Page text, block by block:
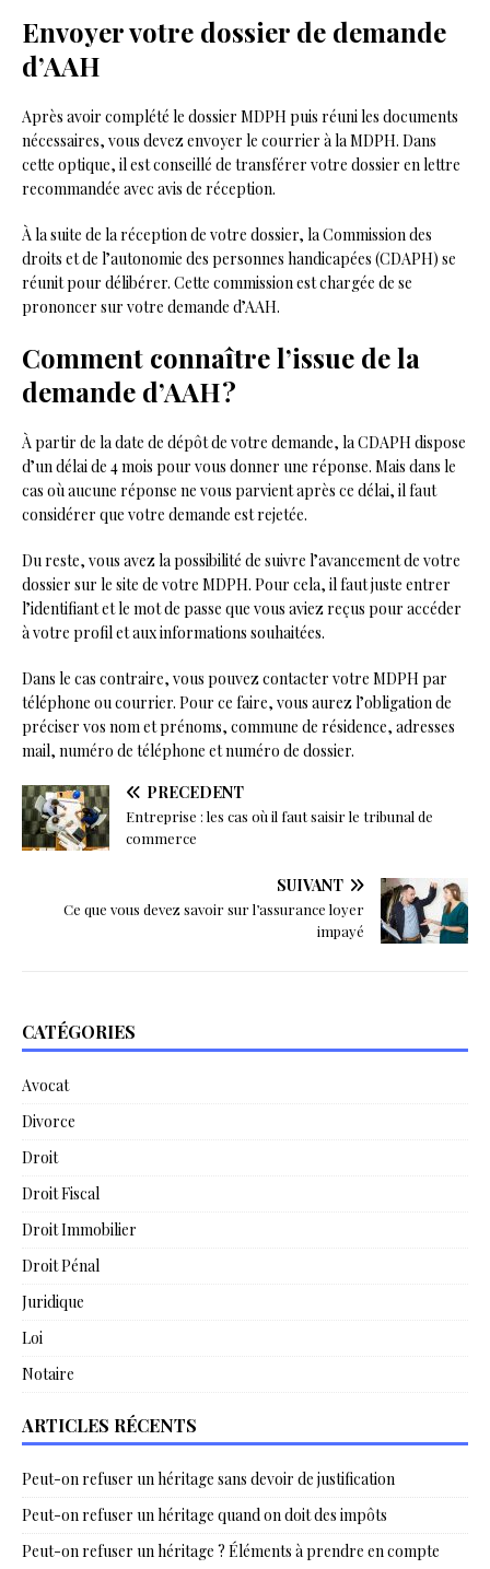
Envoyer votre dossier de demande
d’AAH
Après avoir complété le dossier MDPH puis réuni les documents
nécessaires, vous devez envoyer le courrier à la MDPH. Dans
cette optique, il est conseillé de transférer votre dossier en lettre
recommandée avec avis de réception.
À la suite de la réception de votre dossier, la Commission des
droits et de l’autonomie des personnes handicapées (CDAPH) se
réunit pour délibérer. Cette commission est chargée de se
prononcer sur votre demande d’AAH.
Comment connaître l’issue de la
demande d’AAH ?
À partir de la date de dépôt de votre demande, la CDAPH dispose
d’un délai de 4 mois pour vous donner une réponse. Mais dans le
cas où aucune réponse ne vous parvient après ce délai, il faut
considérer que votre demande est rejetée.
Du reste, vous avez la possibilité de suivre l’avancement de votre
dossier sur le site de votre MDPH. Pour cela, il faut juste entrer
l’identifiant et le mot de passe que vous aviez reçus pour accéder
à votre profil et aux informations souhaitées.
Dans le cas contraire, vous pouvez contacter votre MDPH par
téléphone ou courrier. Pour ce faire, vous aurez l’obligation de
préciser vos nom et prénoms, commune de résidence, adresses
mail, numéro de téléphone et numéro de dossier.
PRÉCÉDENT
Entreprise : les cas où il faut saisir le tribunal de
commerce
SUIVANT
Ce que vous devez savoir sur l’assurance loyer
impayé
CATÉGORIES
Avocat
Divorce
Droit
Droit Fiscal
Droit Immobilier
Droit Pénal
Juridique
Loi
Notaire
ARTICLES RÉCENTS
Peut-on refuser un héritage sans devoir de justification
Peut-on refuser un héritage quand on doit des impôts
Peut-on refuser un héritage ? Éléments à prendre en compte